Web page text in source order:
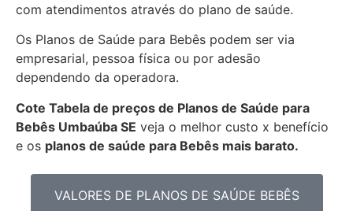
com atendimentos através do plano de saúde.
Os Planos de Saúde para Bebês podem ser via
empresarial, pessoa física ou por adesão
dependendo da operadora.
Cote Tabela de preços de Planos de Saúde para
Bebês Umbaúba SE veja o melhor custo x benefício
e os planos de saúde para Bebês mais barato.
VALORES DE PLANOS DE SAÚDE BEBÊS